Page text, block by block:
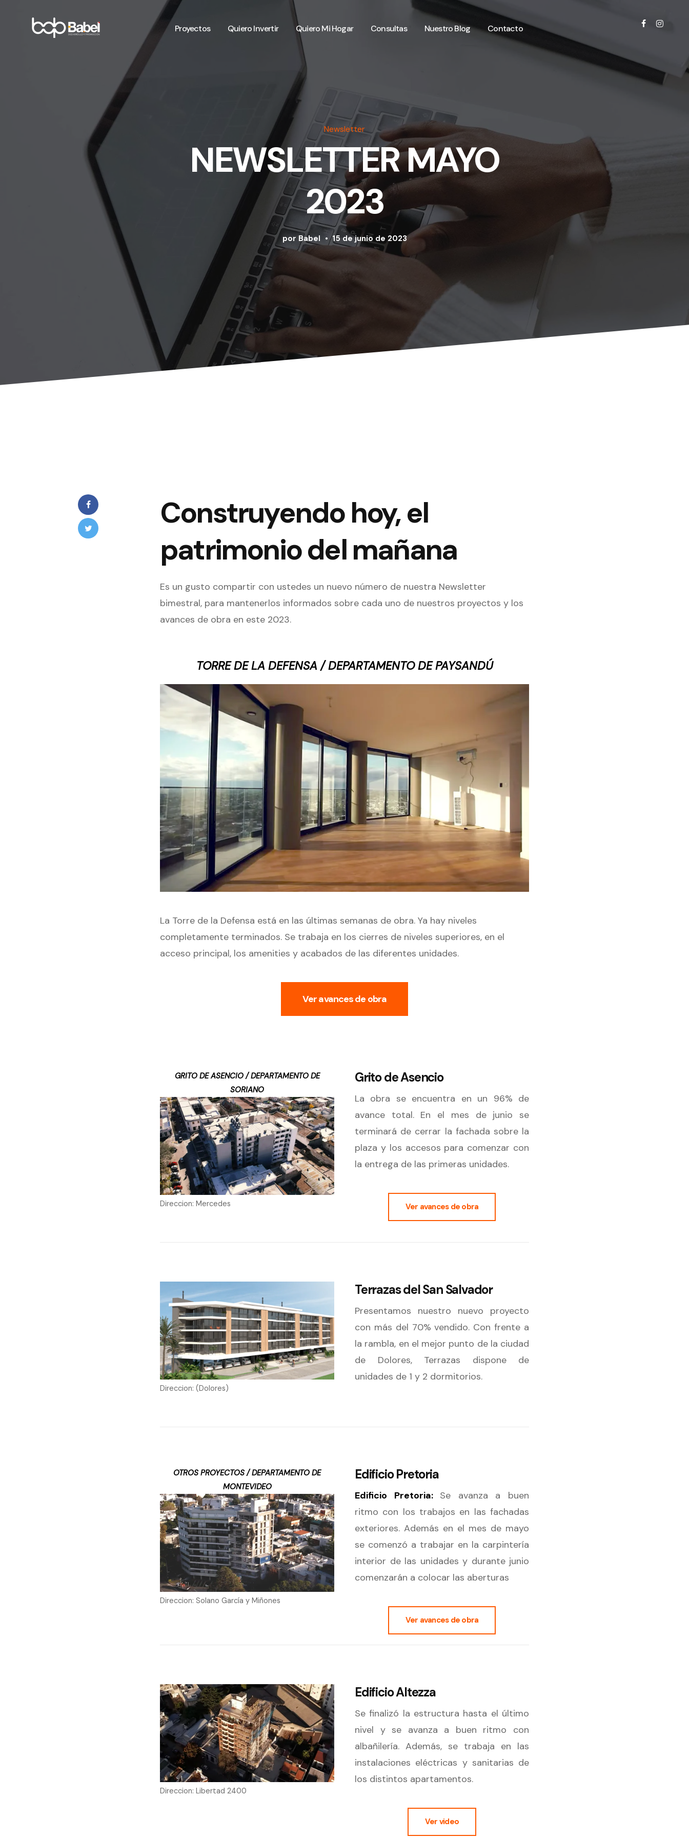
Proyectos Quiero Invertir Quiero Mi Hogar Consultas Nuestro Blog Contacto
Newsletter
NEWSLETTER MAYO
2023
por Babel 15 de junio de 2023
Construyendo hoy, el
patrimonio del mañana
Es un gusto compartir con ustedes un nuevo número de nuestra Newsletter
bimestral, para mantenerlos informados sobre cada uno de nuestros proyectos y los
avances de obra en este 2023.
TORRE DE LA DEFENSA / DEPARTAMENTO DE PAYSANDÚ
La Torre de la Defensa está en las últimas semanas de obra. Ya hay niveles
completamente terminados. Se trabaja en los cierres de niveles superiores, en el
acceso principal, los amenities y acabados de las diferentes unidades.
Ver avances de obra
GRITO DE ASENCIO / DEPARTAMENTO DE
SORIANO
Direccion: Mercedes
Grito de Asencio
La obra se encuentra en un 96% de
avance total. En el mes de junio se
terminará de cerrar la fachada sobre la
plaza y los accesos para comenzar con
la entrega de las primeras unidades.
Ver avances de obra
Direccion: (Dolores)
Terrazas del San Salvador
Presentamos nuestro nuevo proyecto
con más del 70% vendido. Con frente a
la rambla, en el mejor punto de la ciudad
de Dolores, Terrazas dispone de
unidades de 1 y 2 dormitorios.
OTROS PROYECTOS / DEPARTAMENTO DE
MONTEVIDEO
Direccion: Solano García y Miñones
Edificio Pretoria
Edificio Pretoria: Se avanza a buen
ritmo con los trabajos en las fachadas
exteriores. Además en el mes de mayo
se comenzó a trabajar en la carpintería
interior de las unidades y durante junio
comenzarán a colocar las aberturas
Ver avances de obra
Direccion: Libertad 2400
Edificio Altezza
Se finalizó la estructura hasta el último
nivel y se avanza a buen ritmo con
albañilería. Además, se trabaja en las
instalaciones eléctricas y sanitarias de
los distintos apartamentos.
Ver video